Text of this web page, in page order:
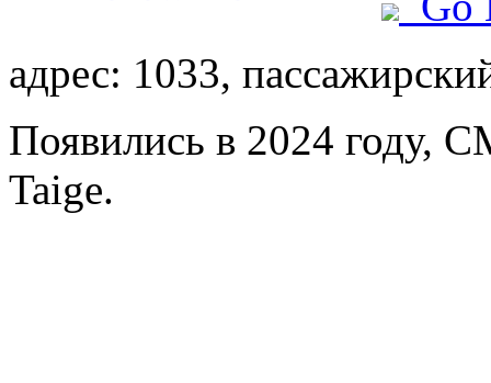
адрес: 1033,
Появились в 2024 году,
Taige.